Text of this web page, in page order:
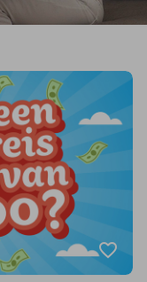
favorite_border